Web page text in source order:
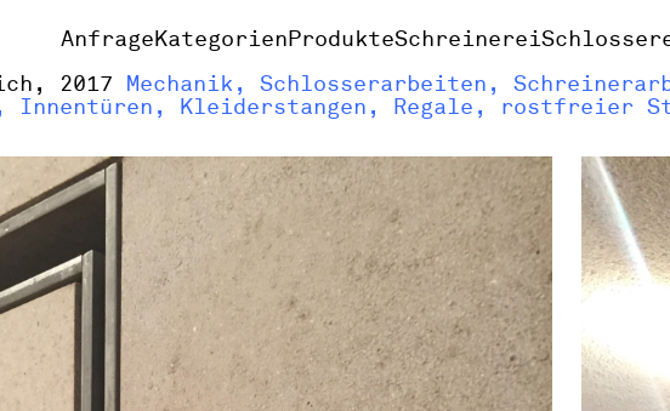
AnfrageKategorienProdukteSchreinerei
2017 Mechanik, Schlosserarbeiten,
Innentüren, Kleiderstangen, Regale,